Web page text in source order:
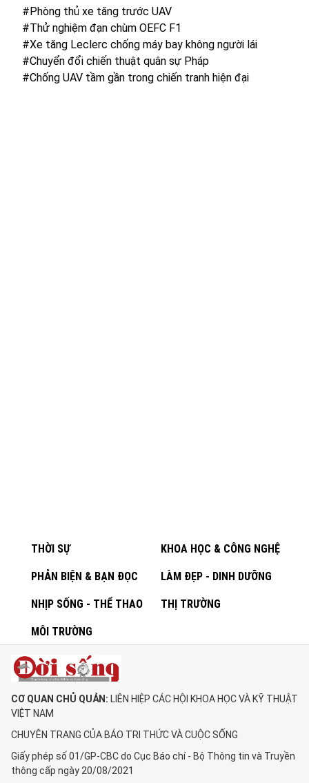
#Phòng thủ xe tăng trước UAV
#Thử nghiệm đạn chùm OEFC F1
#Xe tăng Leclerc chống máy bay không người lái
#Chuyển đổi chiến thuật quân sự Pháp
#Chống UAV tầm gần trong chiến tranh hiện đại
THỜI SỰ KHOA HỌC & CÔNG NGHỆ
PHẢN BIỆN & BẠN ĐỌC LÀM ĐẸP - DINH DƯỠNG
NHỊP SỐNG - THỂ THAO THỊ TRƯỜNG
MÔI TRƯỜNG
CƠ QUAN CHỦ QUẢN: LIÊN HIỆP CÁC HỘI KHOA HỌC VÀ KỸ THUẬT
VIỆT NAM
CHUYÊN TRANG CỦA BÁO TRI THỨC VÀ CUỘC SỐNG
Giấy phép số 01/GP-CBC do Cục Báo chí - Bộ Thông tin và Truyền
thông cấp ngày 20/08/2021